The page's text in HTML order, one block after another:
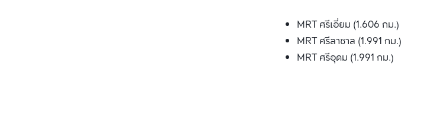
MRT ศรีเอี่ยม (1.606 กม.)
MRT ศรีลาซาล (1.991 กม.)
MRT ศรีอุดม (1.991 กม.)